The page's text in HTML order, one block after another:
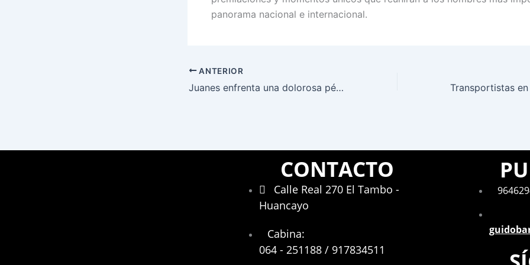
panorama nacional e internacional.
ANTERIOR
Juanes enfrenta una dolorosa pérdida: fallece su madre Alicia Vásquez a los 95 años
CONTACTO
Calle Real 270 El Tambo -
Huancayo
Cabina:
064 - 251188 / 917834511